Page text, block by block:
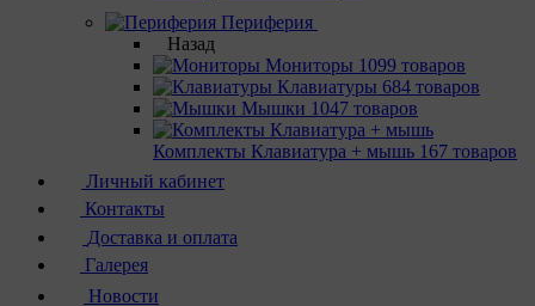
Периферия
Назад
Мониторы 1099 товаров
Клавиатуры 684 товаров
Мышки 1047 товаров
Комплекты Клавиатура + мышь 167 товаров
Личный кабинет
Контакты
Доставка и оплата
Галерея
Новости